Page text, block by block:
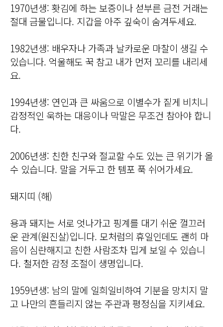
1970년생: 홧김에 하는 보증이나 섣부른 금전 거래는
절대 금물입니다. 지갑을 아주 깊숙이 숨겨두세요.
1982년생: 배우자나 가족과 날카로운 마찰이 생길 수
있습니다. 억울해도 꾹 참고 내가 먼저 꼬리를 내리세
요.
1994년생: 연인과 큰 싸움으로 이별수가 짙게 비치니
감정적인 욱하는 대응이나 막말은 무조건 참아야 합니
다.
2006년생: 친한 친구와 절교할 수도 있는 큰 위기가 올
수 있습니다. 말을 거두고 한 템포 푹 쉬어가세요.
돼지띠 (해)
용과 돼지는 서로 엇나가고 핑계를 대기 쉬운 껄끄러
운 관계(원진살)입니다. 모처럼의 휴일인데도 괜히 마
음이 심란해지고 친한 사람조차 밉게 보일 수 있습니
다. 철저한 감정 조절이 생명입니다.
1959년생: 남의 말에 일희일비하여 기분을 망치지 말
고 나만의 흔들리지 않는 주관과 평정심을 지키세요.